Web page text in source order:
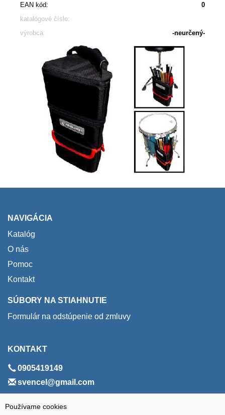
Používame cookies
EAN kód:
0
katalógové číslo:
výrobca:
-neurčený-
NAVIGÁCIA
Katalóg
O nás
Pomoc
Kontakt
SÚBORY NA STIAHNUTIE
Formulár na odstúpenie od zmluvy
KONTAKT
0905419149
svencel@gmail.com
ADRESA